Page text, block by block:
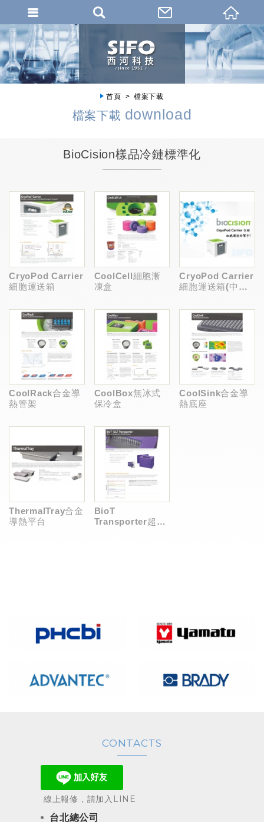
首頁 檔案下載
檔案下載 download
BioCision樣品冷鏈標準化
CryoPod Carrier
細胞運送箱
CoolCell細胞漸
凍盒
CryoPod Carrier
細胞運送箱(中文
CoolRack合金導
熱管架
CoolBox無冰式
保冷盒
CoolSink合金導
熱底座
ThermalTray合金
導熱平台
BioT
Transporter超低
CONTACTS
線上報修，請加入LINE
台北總公司